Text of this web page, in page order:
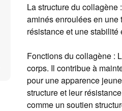
La structure du
aminés enroulées en
résistance et une
Fonctions du collagène :
corps. Il contribue à
pour une apparence
structure et leur
comme un soutien